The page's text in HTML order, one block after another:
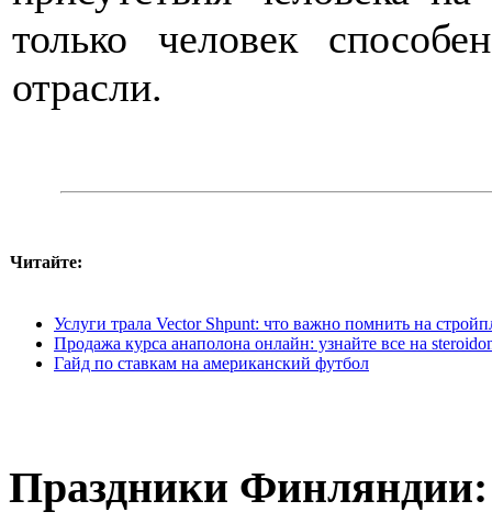
только человек
отрасли.
Читайте:
Услуги трала Vector Shpunt: что важно помнить на
Продажа курса анаполона онлайн: узнайте все на
Гайд по ставкам на американский футбол
Праздники Финляндии: